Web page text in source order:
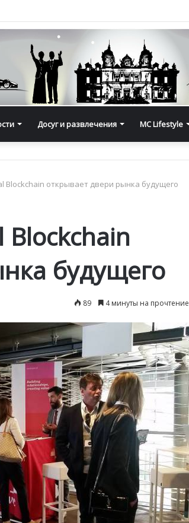
Досуг и развлечения MC Lifestyle
Blockchain открывает двери рынка будущего
будущего
89 4 минуты на прочтение